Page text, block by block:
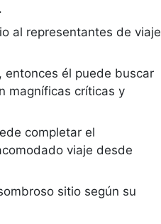
al representantes de viaje
entonces él puede buscar
magníficas críticas y
completar el
viaje desde
sitio según su